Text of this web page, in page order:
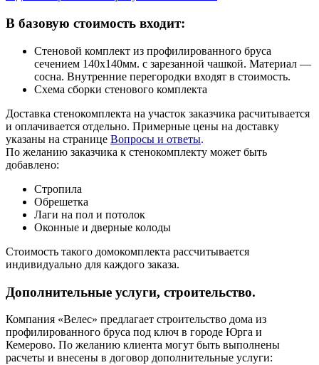
В базовую стоимость входит:
Стеновой комплект из профилированного бруса
сечением 140х140мм. с зарезанной чашкой. Материал —
сосна. Внутренние перегородки входят в стоимость.
Схема сборки стенового комплекта
Доставка стенокомплекта на участок заказчика расчитывается
и оплачивается отдельно. Примерные цены на доставку
указаны на странице Вопросы и ответы.
По желанию заказчика к стенокомплекту может быть
добавлено:
Стропила
Обрешетка
Лаги на пол и потолок
Оконные и дверные колоды
Стоимость такого домокомплекта рассчитывается
индивидуально для каждого заказа.
Дополнительные услуги, строительство.
Компания «Велес» предлагает строительство дома из
профилированного бруса под ключ в городе Юрга и
Кемерово. По желанию клиента могут быть выполнены
расчеты и внесены в договор дополнительные услуги: